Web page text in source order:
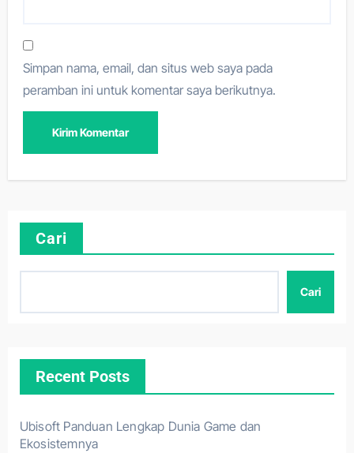
Simpan nama, email, dan situs web saya pada
peramban ini untuk komentar saya berikutnya.
Cari
Cari
Recent Posts
Ubisoft Panduan Lengkap Dunia Game dan
Ekosistemnya